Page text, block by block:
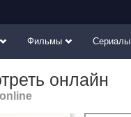
Фильмы Сериалы
онлайн